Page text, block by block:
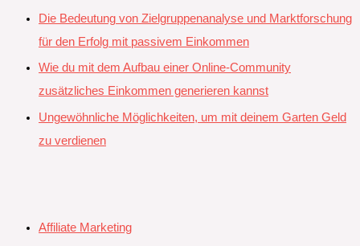
Die Bedeutung von Zielgruppenanalyse und Marktforschung
für den Erfolg mit passivem Einkommen
Wie du mit dem Aufbau einer Online-Community
zusätzliches Einkommen generieren kannst
Ungewöhnliche Möglichkeiten, um mit deinem Garten Geld
zu verdienen
Affiliate Marketing